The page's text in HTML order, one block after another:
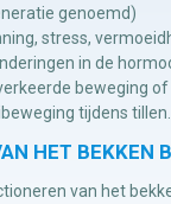
genoemd)
stress,
in de
beweging
tijdens tillen.
HET BEKKEN
van het